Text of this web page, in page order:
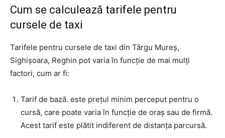
Cum se calculează tarifele pentru
cursele de taxi
Tarifele pentru cursele de taxi din Târgu Mureș,
Sighișoara, Reghin pot varia în funcție de mai mulți
factori, cum ar fi:
Tarif de bază. este prețul minim perceput pentru o
cursă, care poate varia în funcție de oraș sau de firmă.
Acest tarif este plătit indiferent de distanța parcursă.